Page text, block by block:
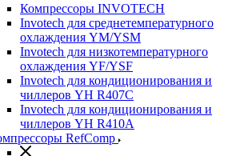
Компрессоры INVOTECH
Invotech для среднетемпературного
охлаждения YM/YSM
Invotech для низкотемпературного
охлаждения YF/YSF
Invotech для кондиционирования и
чиллеров YH R407C
Invotech для кондиционирования и
чиллеров YH R410A
RefComp